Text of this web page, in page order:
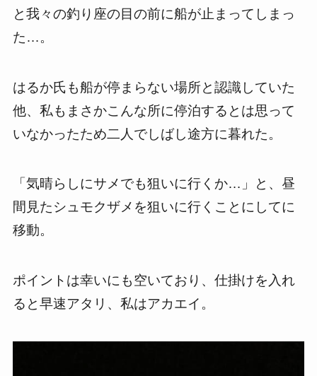
と我々の釣り座の目の前に船が止まってしまっ
た…。
はるか氏も船が停まらない場所と認識していた
他、私もまさかこんな所に停泊するとは思って
いなかったため二人でしばし途方に暮れた。
「気晴らしにサメでも狙いに行くか…」と、昼
間見たシュモクザメを狙いに行くことにしてに
移動。
ポイントは幸いにも空いており、仕掛けを入れ
ると早速アタリ、私はアカエイ。